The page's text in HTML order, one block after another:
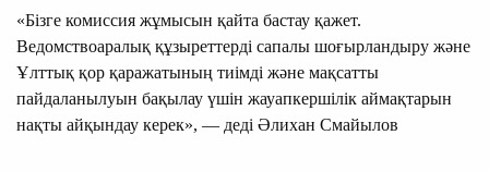
«Бізге комиссия жұмысын қайта бастау қажет.
Ведомствоаралық құзыреттерді сапалы шоғырландыру және
Ұлттық қор қаражатының тиімді және мақсатты
пайдаланылуын бақылау үшін жауапкершілік аймақтарын
нақты айқындау керек», — деді Әлихан Смайылов